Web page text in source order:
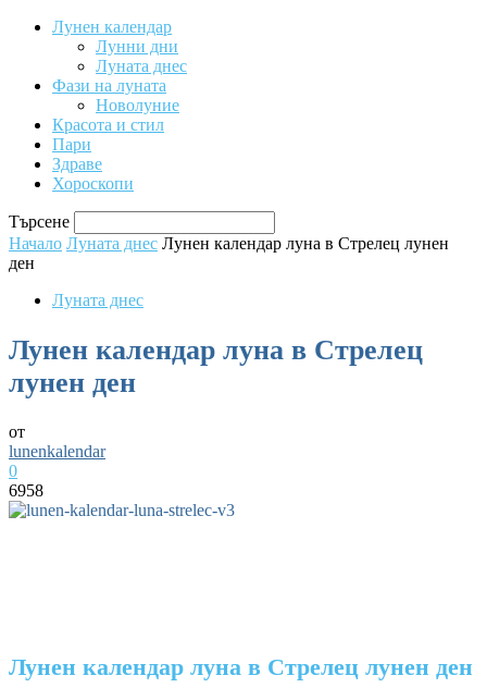
Лунен календар
Лунни дни
Луната днес
Фази на луната
Новолуние
Красота и стил
Пари
Здраве
Хороскопи
Търсене
Начало Луната днес Лунен календар луна в Стрелец лунен
ден
Луната днес
Лунен календар луна в Стрелец
лунен ден
от
lunenkalendar
0
6958
Лунен календар луна в Стрелец лунен ден